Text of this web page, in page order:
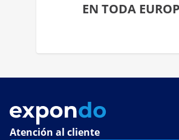
EN TODA
Atención al cliente